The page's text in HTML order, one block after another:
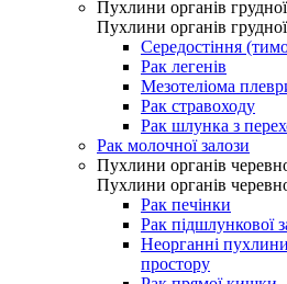
Пухлини органів
Пухлини органів
Середостіння
Рак легенів
Мезотеліома
Рак стравоходу
Рак шлунка з
Рак молочної залози
Пухлини органів
Пухлини органів
Рак печінки
Рак підшлункової
Неорганні
простору